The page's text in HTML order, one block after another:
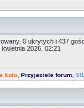
0 ukrytych i 437
kwietnia 2026, 02:21
koło Przyjaciele forum